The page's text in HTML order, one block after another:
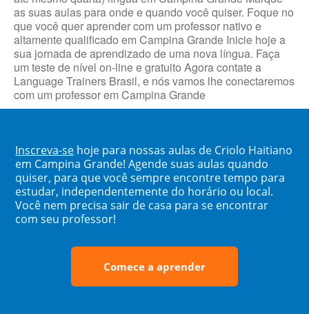
as suas aulas para onde e quando você quiser. Foque no
que você quer aprender com um professor nativo e
altamente qualificado em Campina Grande Inicie hoje a
sua jornada de aprendizado de uma nova língua. Faça
um teste de nível on-line e gratuito Agora contate a
Language Trainers Brasil, e nós vamos lhe conectaremos
com um professor em Campina Grande
Inscreva-se hoje para nossas aulas de Criolo Haitiano
em Campina Grande! Agende suas aulas quando
quiser, para que você sempre encontre tempo para
estudar, independentemente do horário ou local.
Você nem precisa sair de casa para se encontrar
com seu professor!
Comece a aprender